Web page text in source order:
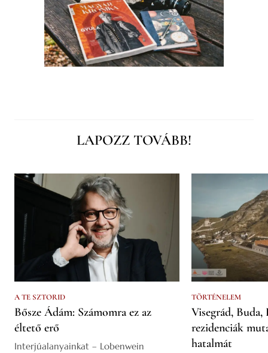
LAPOZZ TOVÁBB!
A TE SZTORID
Bősze Ádám: Számomra ez az
éltető erő
Interjúalanyainkat – Lobenwein
TÖRTÉNELEM
Visegrád,
rezidenciák
hatalmát